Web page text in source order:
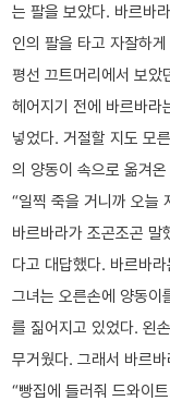
는 팔을 보았다. 바르바
인의 팔을 타고 자잘하
평선 끄트머리에서 보았
헤어지기 전에 바르바라
넣었다. 거절할 지도 모
의 양동이 속으로 옮겨
“일찍 죽을 거니까 오늘
바르바라가 조곤조곤
다고 대답했다. 바르바
그녀는 오른손에 양동이
를 짊어지고 있었다. 왼
무거웠다. 그래서 바르
“빵집에 들러줘 드와이